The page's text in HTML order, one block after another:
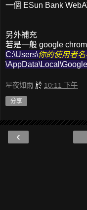
一個 ESun Bank
另外補充
若是一般 google
C:\Users\你的使用者
星夜如雨 於 10:11 下午
分享
‹